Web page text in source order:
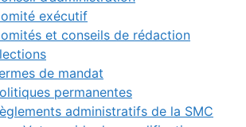
exécutif
et conseils de rédaction
de mandat
permanentes
administratifs de la SMC